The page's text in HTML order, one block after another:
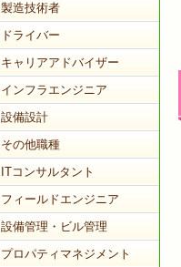
製造技術者
ドライバー
キャリアアドバイザー
インフラエンジニア
設備設計
その他職種
ITコンサルタント
フィールドエンジニア
設備管理・ビル管理
プロパティマネジメント